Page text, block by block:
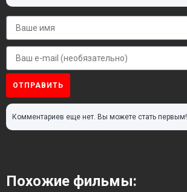
ОТПРАВИТЬ
Комментариев еще нет. Вы можете стать первым!
Похожие фильмы: